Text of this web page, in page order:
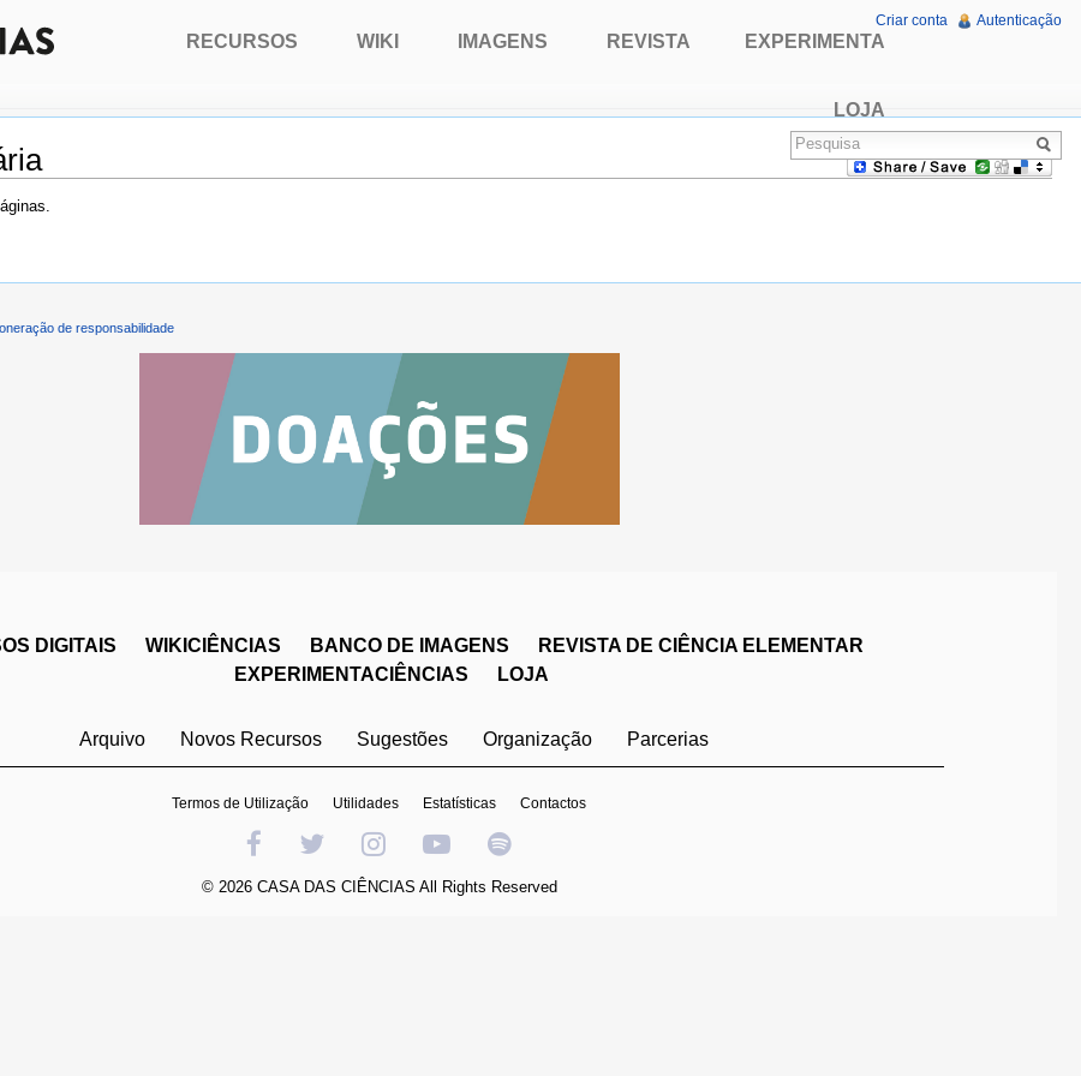
RECURSOS WIKI IMAGENS REVISTA EXPERIMENTA
LOJA
Criar conta Autenticação
de responsabilidade
DIGITAIS WIKICIÊNCIAS BANCO DE IMAGENS
REVISTA DE CIÊNCIA ELEMENTAR
EXPERIMENTACIÊNCIAS
LOJA
Arquivo Novos Recursos Sugestões Organização Parcerias
Termos de Utilização Utilidades Estatísticas Contactos
© 2026 CASA DAS CIÊNCIAS All Rights Reserved